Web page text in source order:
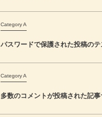
Category A
パスワードで保護された投稿のテ
Category A
多数のコメントが投稿された記